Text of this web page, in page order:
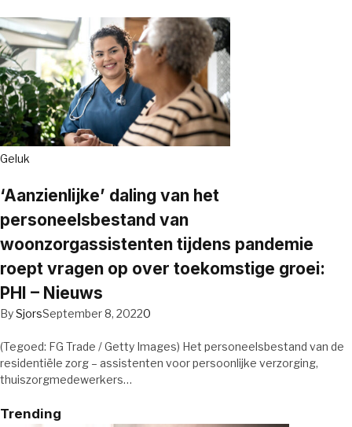
Geluk
‘Aanzienlijke’ daling van het
personeelsbestand van
woonzorgassistenten tijdens pandemie
roept vragen op over toekomstige groei:
PHI – Nieuws
BySjorsSeptember 8, 20220
(Tegoed: FG Trade / Getty Images) Het personeelsbestand van de
residentiële zorg – assistenten voor persoonlijke verzorging,
thuiszorgmedewerkers…
Trending